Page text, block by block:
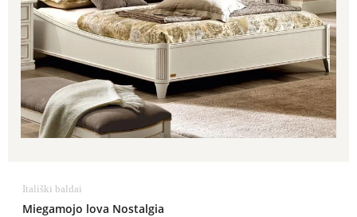
Itališki baldai
Miegamojo lova Nostalgia